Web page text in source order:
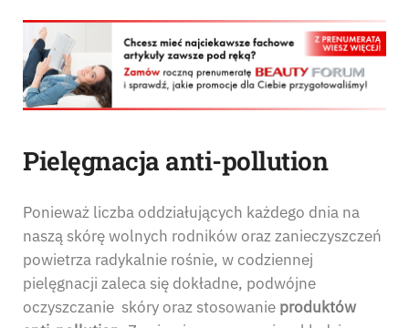
Pielęgnacja anti-pollution
Ponieważ liczba oddziałujących każdego dnia na
naszą skórę wolnych rodników oraz zanieczyszczeń
powietrza radykalnie rośnie, w codziennej
pielęgnacji zaleca się dokładne, podwójne
oczyszczanie skóry oraz stosowanie produktów